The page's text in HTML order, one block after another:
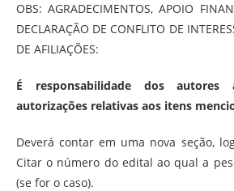
OBS: AGRADECIMENTOS, APOIO
DECLARAÇÃO DE CONFLITO DE
DE AFILIAÇÕES:
É responsabilidade dos autores
autorizações relativas aos itens
Deverá contar em uma nova seção,
Citar o número do edital ao qual a
(se for o caso).